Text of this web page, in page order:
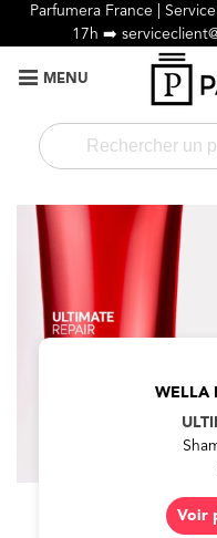
Parfumera France |
17h ➡️
MENU